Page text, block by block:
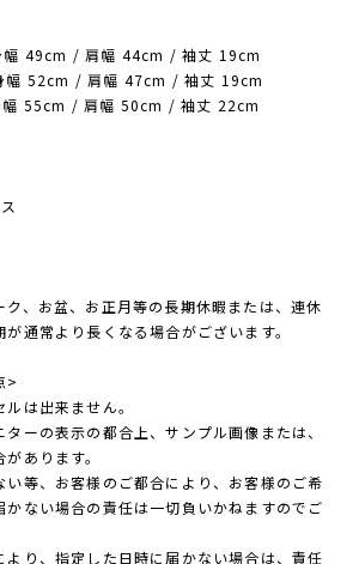
幅 49cm / 肩幅 44cm / 袖丈 19cm
幅 52cm / 肩幅 47cm / 袖丈 19cm
幅 55cm / 肩幅 50cm / 袖丈 22cm
、お盆、お正月等の長期休暇または、連休
通常より長くなる場合がございます。
>
は出来ません。
ーの表示の都合上、サンプル画像または、
あります。
等、お客様のご都合により、お客様のご希
かない場合の責任は一切負いかねますのでご
り、指定した日時に届かない場合は、責任